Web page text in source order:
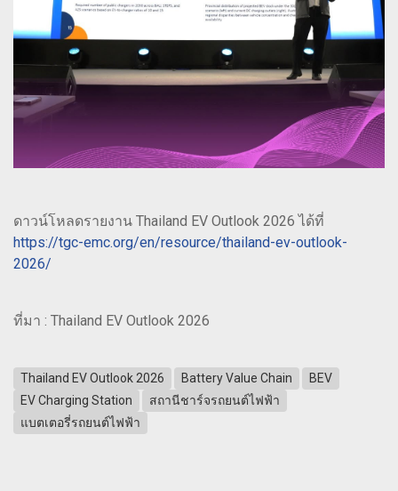
ดาวน์โหลดรายงาน Thailand EV Outlook 2026 ได้ที่
https://tgc-emc.org/en/resource/thailand-ev-outlook-
2026/
ที่มา : Thailand EV Outlook 2026
Thailand EV Outlook 2026 Battery Value Chain
BEV
EV Charging Station
สถานีชาร์จรถยนต์ไฟฟ้า
แบตเตอรี่รถยนต์ไฟฟ้า